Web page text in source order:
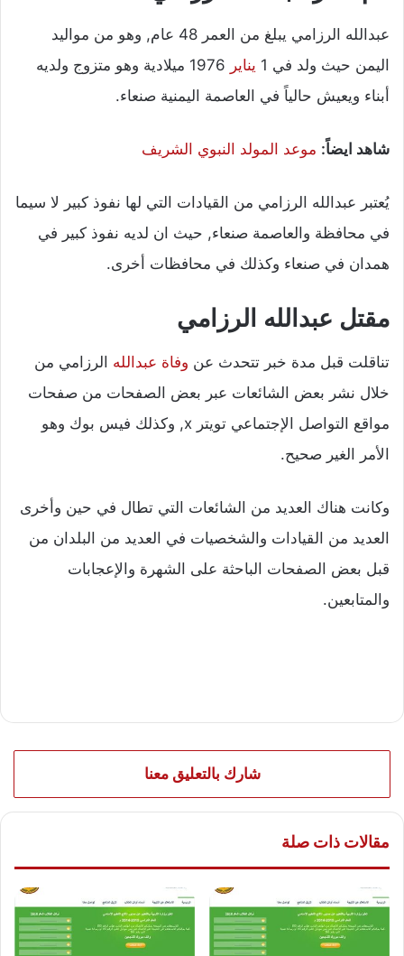
عبدالله الرزامي يبلغ من العمر 48 عام, وهو من مواليد
اليمن حيث ولد في 1
يناير
1976 ميلادية وهو متزوج ولديه
أبناء ويعيش حالياً في العاصمة اليمنية صنعاء.
شاهد ايضاً: موعد المولد النبوي الشريف
يُعتبر عبدالله الرزامي من القيادات التي لها نفوذ كبير لا سيما
في محافظة والعاصمة صنعاء, حيث ان لديه نفوذ كبير في
همدان في صنعاء وكذلك في محافظات أخرى.
مقتل عبدالله الرزامي
تناقلت قبل مدة خبر تتحدث عن وفاة عبدالله الرزامي من
خلال نشر بعض الشائعات عبر بعض الصفحات من صفحات
مواقع التواصل الإجتماعي تويتر x, وكذلك فيس بوك وهو
الأمر الغير صحيح.
وكانت هناك العديد من الشائعات التي تطال في حين وأخرى
العديد من القيادات والشخصيات في العديد من البلدان من
قبل بعض الصفحات الباحثة على الشهرة والإعجابات
والمتابعين.
شارك بالتعليق معنا
مقالات ذات صلة